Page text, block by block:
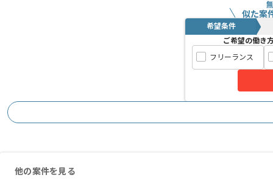
似た案
希望条件
ご希望の働き
フリーランス
他の案件を見る